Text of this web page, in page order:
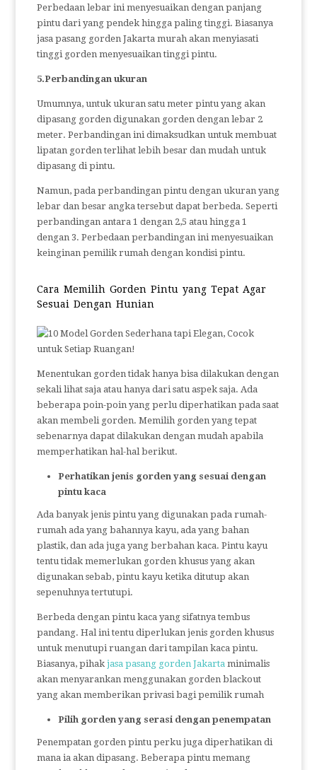
Perbedaan lebar ini menyesuaikan dengan panjang
pintu dari yang pendek hingga paling tinggi. Biasanya
jasa pasang gorden Jakarta murah akan menyiasati
tinggi gorden menyesuaikan tinggi pintu.
5.Perbandingan ukuran
Umumnya, untuk ukuran satu meter pintu yang akan
dipasang gorden digunakan gorden dengan lebar 2
meter. Perbandingan ini dimaksudkan untuk membuat
lipatan gorden terlihat lebih besar dan mudah untuk
dipasang di pintu.
Namun, pada perbandingan pintu dengan ukuran yang
lebar dan besar angka tersebut dapat berbeda. Seperti
perbandingan antara 1 dengan 2,5 atau hingga 1
dengan 3. Perbedaan perbandingan ini menyesuaikan
keinginan pemilik rumah dengan kondisi pintu.
Cara Memilih Gorden Pintu yang Tepat Agar
Sesuai Dengan Hunian
Menentukan gorden tidak hanya bisa dilakukan dengan
sekali lihat saja atau hanya dari satu aspek saja. Ada
beberapa poin-poin yang perlu diperhatikan pada saat
akan membeli gorden. Memilih gorden yang tepat
sebenarnya dapat dilakukan dengan mudah apabila
memperhatikan hal-hal berikut.
Perhatikan jenis gorden yang sesuai dengan
pintu kaca
Ada banyak jenis pintu yang digunakan pada rumah-
rumah ada yang bahannya kayu, ada yang bahan
plastik, dan ada juga yang berbahan kaca. Pintu kayu
tentu tidak memerlukan gorden khusus yang akan
digunakan sebab, pintu kayu ketika ditutup akan
sepenuhnya tertutupi.
Berbeda dengan pintu kaca yang sifatnya tembus
pandang. Hal ini tentu diperlukan jenis gorden khusus
untuk menutupi ruangan dari tampilan kaca pintu.
Biasanya, pihakjasa pasang gorden Jakarta minimalis
akan menyarankan menggunakan gorden blackout
yang akan memberikan privasi bagi pemilik rumah
Pilih gorden yang serasi dengan penempatan
Penempatan gorden pintu perku juga diperhatikan di
mana ia akan dipasang. Beberapa pintu memang